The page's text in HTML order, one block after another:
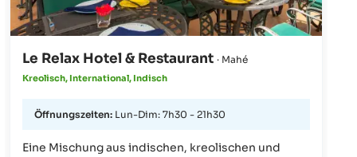
Le Relax Hotel & Restaurant · Mahé
Kreolisch, International, Indisch
Öffnungszeiten: Lun-Dim: 7h30 - 21h30
Eine Mischung aus indischen, kreolischen und